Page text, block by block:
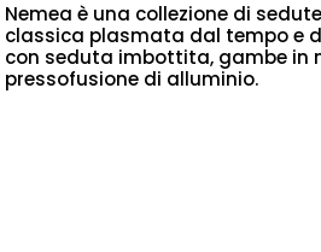
Nemea è una collezione di
classica plasmata dal tempo e
con seduta imbottita, gambe in
pressofusione di alluminio.